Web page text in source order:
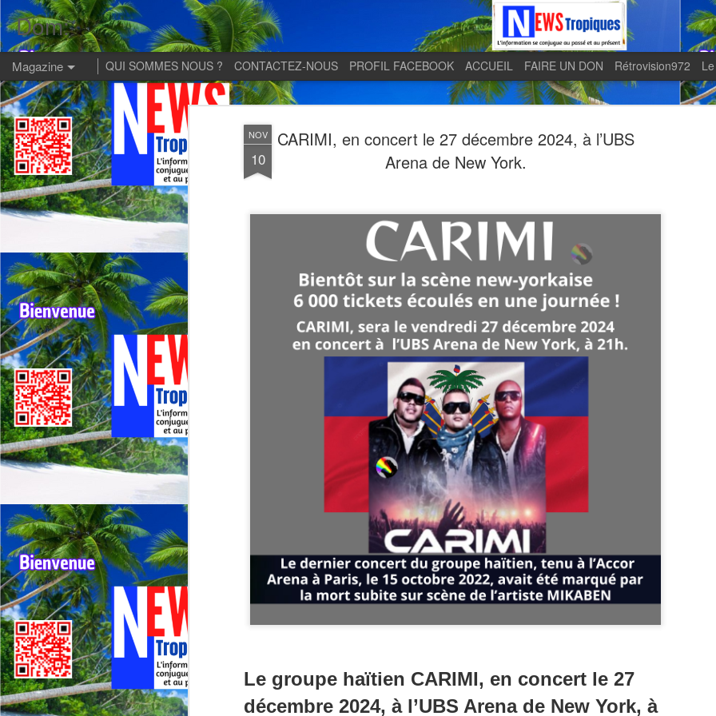
NOV
10
CARIMI, en concert le 27 décembre 2024, à l’UBS
Arena de New York.
Le groupe haïtien CARIMI, en concert le 27
décembre 2024, à l’UBS Arena de New York, à
Dom:
Magazine QUI SOMMES NOUS ? CONTACTEZ-NOUS PROFIL FACEBOOK ACCUEIL FAIRE UN DON Rétrovision972
AUG
Quand le
en
Quand le journal LE
télévision martiniquaise
saluant l’énergie, la